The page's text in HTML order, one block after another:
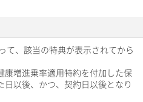
、該当の特典が表示されてから
増進乗率適用特約を付加した保
以後、かつ、契約日以後となり